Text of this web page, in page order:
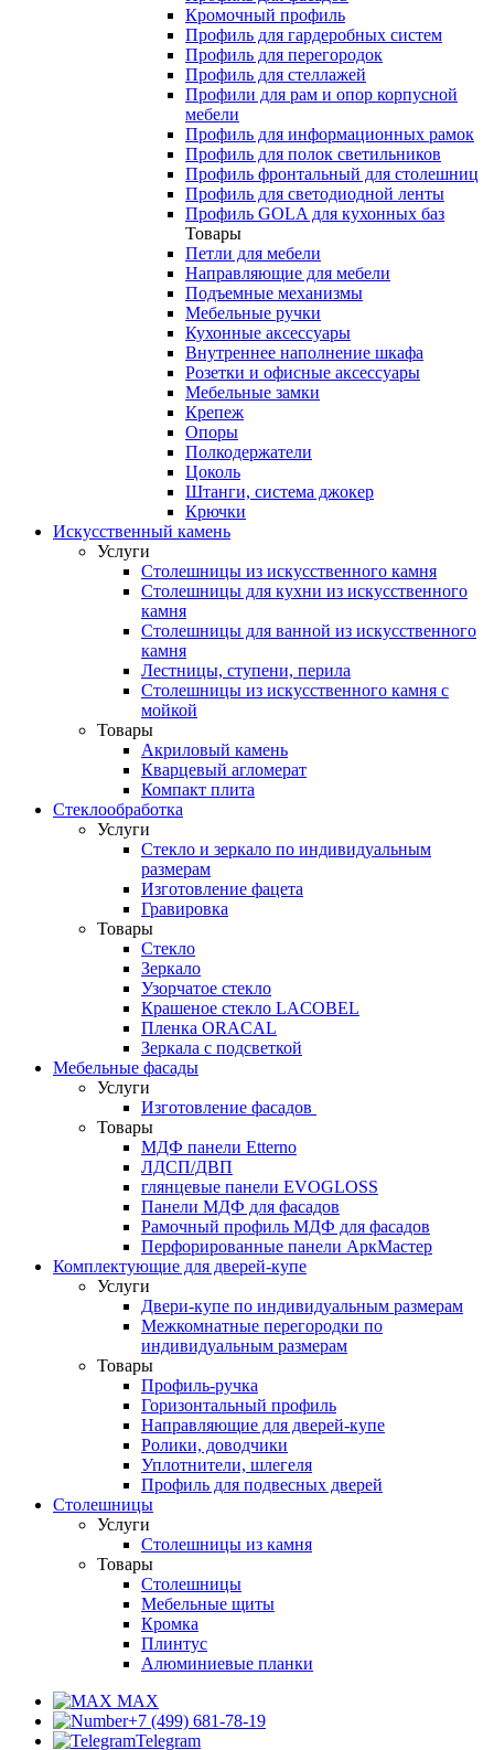
Кромочный профиль
Профиль для гардеробных систем
Профиль для перегородок
Профиль для стеллажей
Профили для рам и опор корпусной
мебели
Профиль для информационных рамок
Профиль для полок светильников
Профиль фронтальный для столешниц
Профиль для светодиодной ленты
Профиль GOLA для кухонных баз
Товары
Петли для мебели
Направляющие для мебели
Подъемные механизмы
Мебельные ручки
Кухонные аксессуары
Внутреннее наполнение шкафа
Розетки и офисные аксессуары
Мебельные замки
Крепеж
Опоры
Полкодержатели
Цоколь
Штанги, система джокер
Крючки
Искусственный камень
Услуги
Столешницы из искусственного камня
Столешницы для кухни из искусственного
камня
Столешницы для ванной из искусственного
камня
Лестницы, ступени, перила
Столешницы из искусственного камня с
мойкой
Товары
Акриловый камень
Кварцевый агломерат
Компакт плита
Стеклообработка
Услуги
Стекло и зеркало по индивидуальным
размерам
Изготовление фацета
Гравировка
Товары
Стекло
Зеркало
Узорчатое стекло
Крашеное стекло LACOBEL
Пленка ORACAL
Зеркала с подсветкой
Мебельные фасады
Услуги
Изготовление фасадов
Товары
МДФ панели Etterno
ЛДСП/ДВП
глянцевые панели EVOGLOSS
Панели МДФ для фасадов
Рамочный профиль МДФ для фасадов
Перфорированные панели АркМастер
Комплектующие для дверей-купе
Услуги
Двери-купе по индивидуальным размерам
Межкомнатные перегородки по
индивидуальным размерам
Товары
Профиль-ручка
Горизонтальный профиль
Направляющие для дверей-купе
Ролики, доводчики
Уплотнители, шлегеля
Профиль для подвесных дверей
Столешницы
Услуги
Столешницы из камня
Товары
Столешницы
Мебельные щиты
Кромка
Плинтус
Алюминиевые планки
MAX
+7 (499) 681-78-19
Telegram